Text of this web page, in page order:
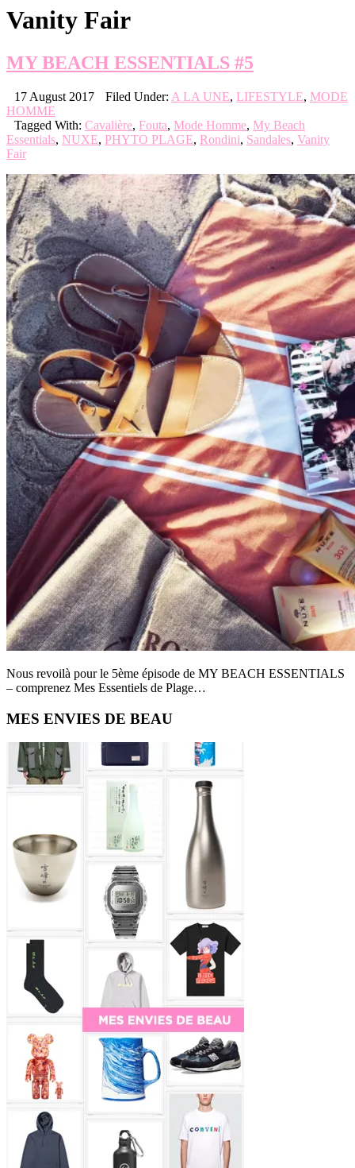
Vanity Fair
MY BEACH ESSENTIALS #5
17 August 2017 Filed Under: A LA UNE, LIFESTYLE, MODE
HOMME
Tagged With: Cavalière, Fouta, Mode Homme, My Beach
Essentials, NUXE, PHYTO PLAGE, Rondini, Sandales, Vanity
Fair
Nous revoilà pour le 5ème épisode de MY BEACH ESSENTIALS
– comprenez Mes Essentiels de Plage…
Primary
Sidebar
MES ENVIES DE BEAU